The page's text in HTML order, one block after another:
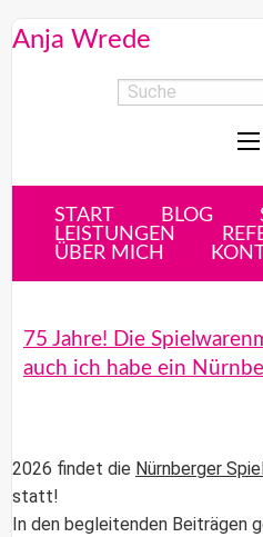
Anja Wrede
START BLOG
LEISTUNGEN
ÜBER MICH
75 Jahre! Die
auch ich habe ein
2026 findet die Nürnberger
statt!
In den begleitenden Beiträgen